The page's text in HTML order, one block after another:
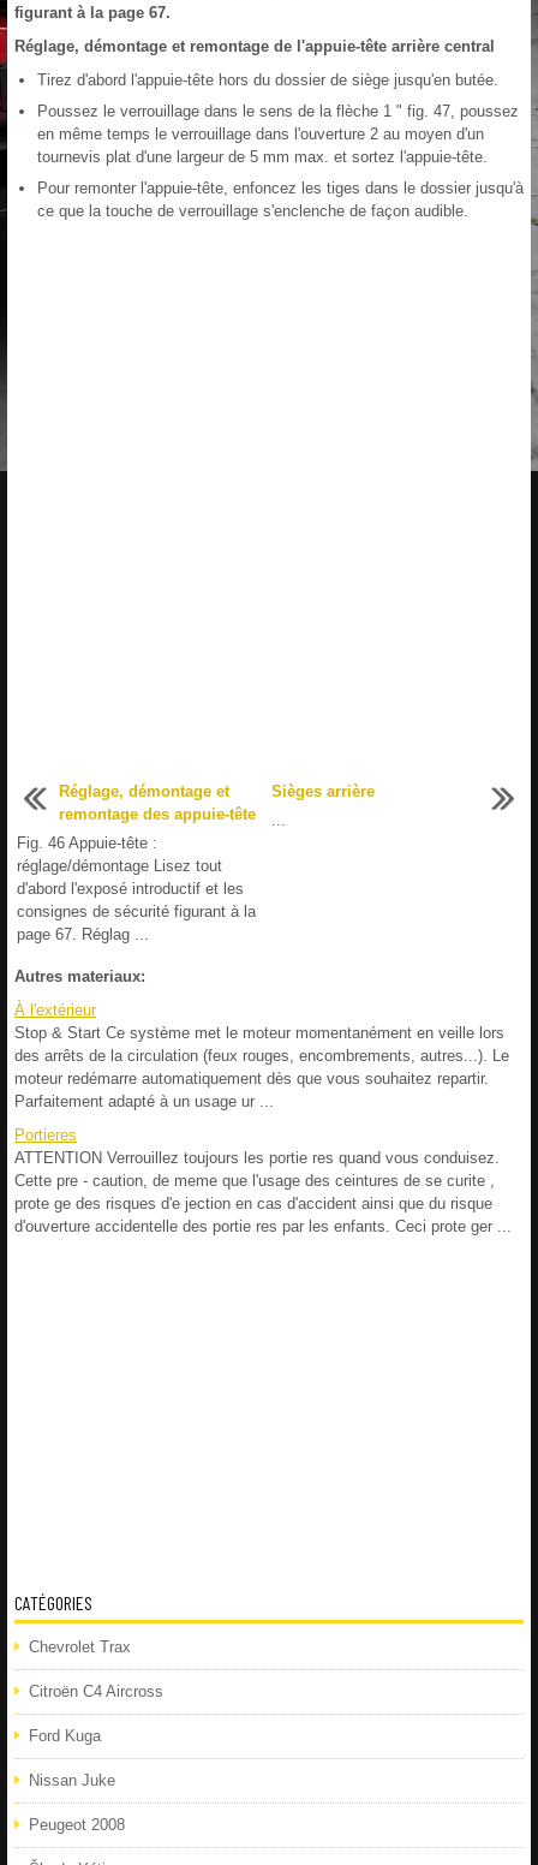
figurant à la page 67.
Réglage, démontage et remontage de l'appuie-tête arrière central
Tirez d'abord l'appuie-tête hors du dossier de siège jusqu'en butée.
Poussez le verrouillage dans le sens de la flèche 1 " fig. 47, poussez
en même temps le verrouillage dans l'ouverture 2 au moyen d'un
tournevis plat d'une largeur de 5 mm max. et sortez l'appuie-tête.
Pour remonter l'appuie-tête, enfoncez les tiges dans le dossier jusqu'à
ce que la touche de verrouillage s'enclenche de façon audible.
Réglage, démontage et
remontage des appuie-tête
Fig. 46 Appuie-tête :
réglage/démontage Lisez tout
d'abord l'exposé introductif et les
consignes de sécurité figurant à la
page 67. Réglag ...
Sièges arrière
Autres materiaux:
À l'extérieur
Stop & Start Ce système met le moteur momentanément en veille lors
des arrêts de la circulation (feux rouges, encombrements, autres...). Le
moteur redémarre automatiquement dès que vous souhaitez repartir.
Parfaitement adapté à un usage ur ...
Portieres
ATTENTION Verrouillez toujours les portie res quand vous conduisez.
Cette pre - caution, de meme que l'usage des ceintures de se curite ,
prote ge des risques d'e jection en cas d'accident ainsi que du risque
d'ouverture accidentelle des portie res par les enfants. Ceci prote ger ...
CATÉGORIES
Chevrolet Trax
Citroën C4 Aircross
Ford Kuga
Nissan Juke
Peugeot 2008